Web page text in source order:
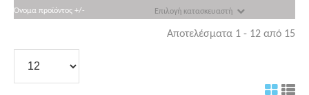
Όνομα προϊόντος +/-
Επιλογή κατασκευαστή
Αποτελέσματα 1 - 12 από 15